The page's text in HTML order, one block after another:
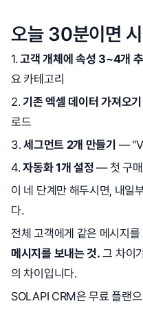
오늘 30분이면
1.고객 개체에 속성 3~4개
요 카테고리
2.기존 엑셀 데이터 가져오기
로드
3.세그먼트 2개 만들기 —
4.자동화 1개 설정— 첫 구매
이 네 단계만 해두시면, 내일
다.
전체 고객에게 같은 메시지를
메시지를 보내는 것. 그 차이
의 차이입니다.
SOLAPI CRM은 무료 플랜